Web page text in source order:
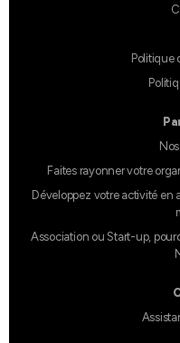
Politique
Faites rayonner votre
Développez votre activité en
Association ou Start-up,